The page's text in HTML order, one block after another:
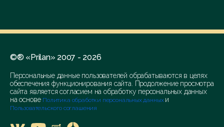
©® «Prilan» 2007 - 2026
Персональные данные пользователей обрабатываются в целях
обеспечения функционирования сайта. Продолжение просмотра
сайта является согласием на обработку персональных данных
на основе Политика обработки персональных данных и
Пользовательского соглашения